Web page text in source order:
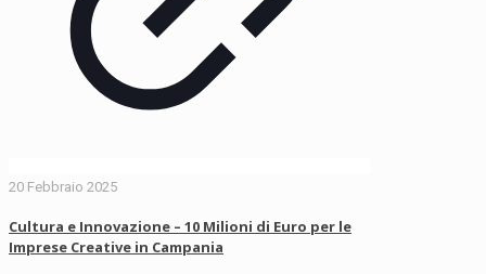
20 Febbraio 2025
Cultura e Innovazione – 10 Milioni di Euro per le
Imprese Creative in Campania